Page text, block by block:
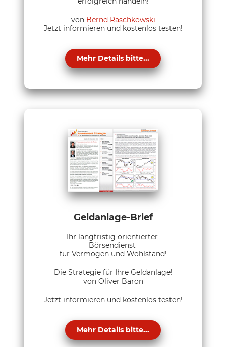
von Bernd Raschkowski
Jetzt informieren und kostenlos testen!
Mehr Details bitte...
Geldanlage-Brief
Ihr langfristig orientierter
Börsendienst
für Vermögen und Wohlstand!
Die Strategie für Ihre Geldanlage!
von Oliver Baron
Jetzt informieren und kostenlos testen!
Mehr Details bitte...